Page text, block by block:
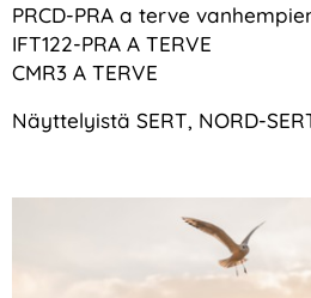
PRCD-PRA a terve
IFT122-PRA A TERVE
CMR3 A TERVE
Näyttelyistä SERT, NORD-